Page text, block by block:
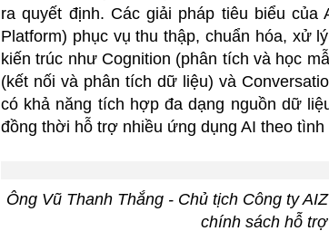
ra quyết định. Các giải pháp tiêu biểu
Platform) phục vụ thu thập, chuẩn hóa, xử
kiến trúc như Cognition (phân tích và học
(kết nối và phân tích dữ liệu) và
có khả năng tích hợp đa dạng nguồn dữ
đồng thời hỗ trợ nhiều ứng dụng AI theo